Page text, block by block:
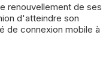
renouvellement de ses
d'atteindre son
de connexion mobile à